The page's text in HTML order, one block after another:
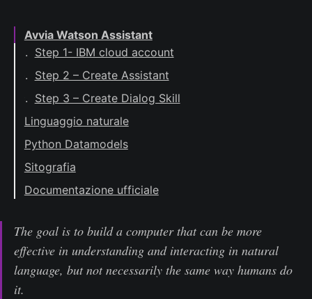
Avvia Watson Assistant
Step 1- IBM cloud account
Step 2 – Create Assistant
Step 3 – Create Dialog Skill
Linguaggio naturale
#Intents
@Entities
System entities
Python Datamodels
Request
Response
Sitografia
Documentazione ufficiale
The goal is to build a computer that can be more
effective in understanding and interacting in natural
language, but not necessarily the same way humans do
it.